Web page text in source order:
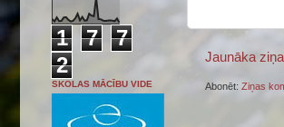
Jaunāka ziņa
Abonēt: Ziņas
1 7
7
2
SKOLAS MĀCĪBU VIDE